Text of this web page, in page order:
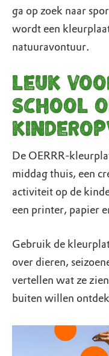
ga op zoek naar
wordt een
natuuravontuur.
Leuk
school
De OERRR-
middag thuis, een
activiteit op de
een printer, papier
Gebruik de
over dieren,
vertellen wat ze
buiten willen